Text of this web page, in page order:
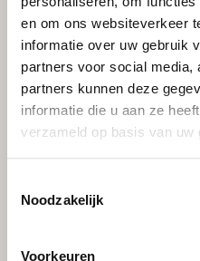
en om ons websiteverkeer
informatie over uw gebruik
partners voor social media,
partners kunnen deze
informatie die u aan ze
verzameld op basis van
Noodzakelijk
Voorkeuren